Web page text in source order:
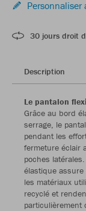
Personnaliser
30 jours droit
Description
Le pantalon
Grâce au bord
serrage, le
pendant les
fermeture éclair
poches
élastique
les matériaux
recyclé et
particulièrement